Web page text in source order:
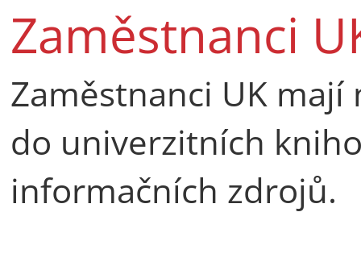
Zaměstnanci
Zaměstnanci UK
do univerzitních
informačních zdrojů.